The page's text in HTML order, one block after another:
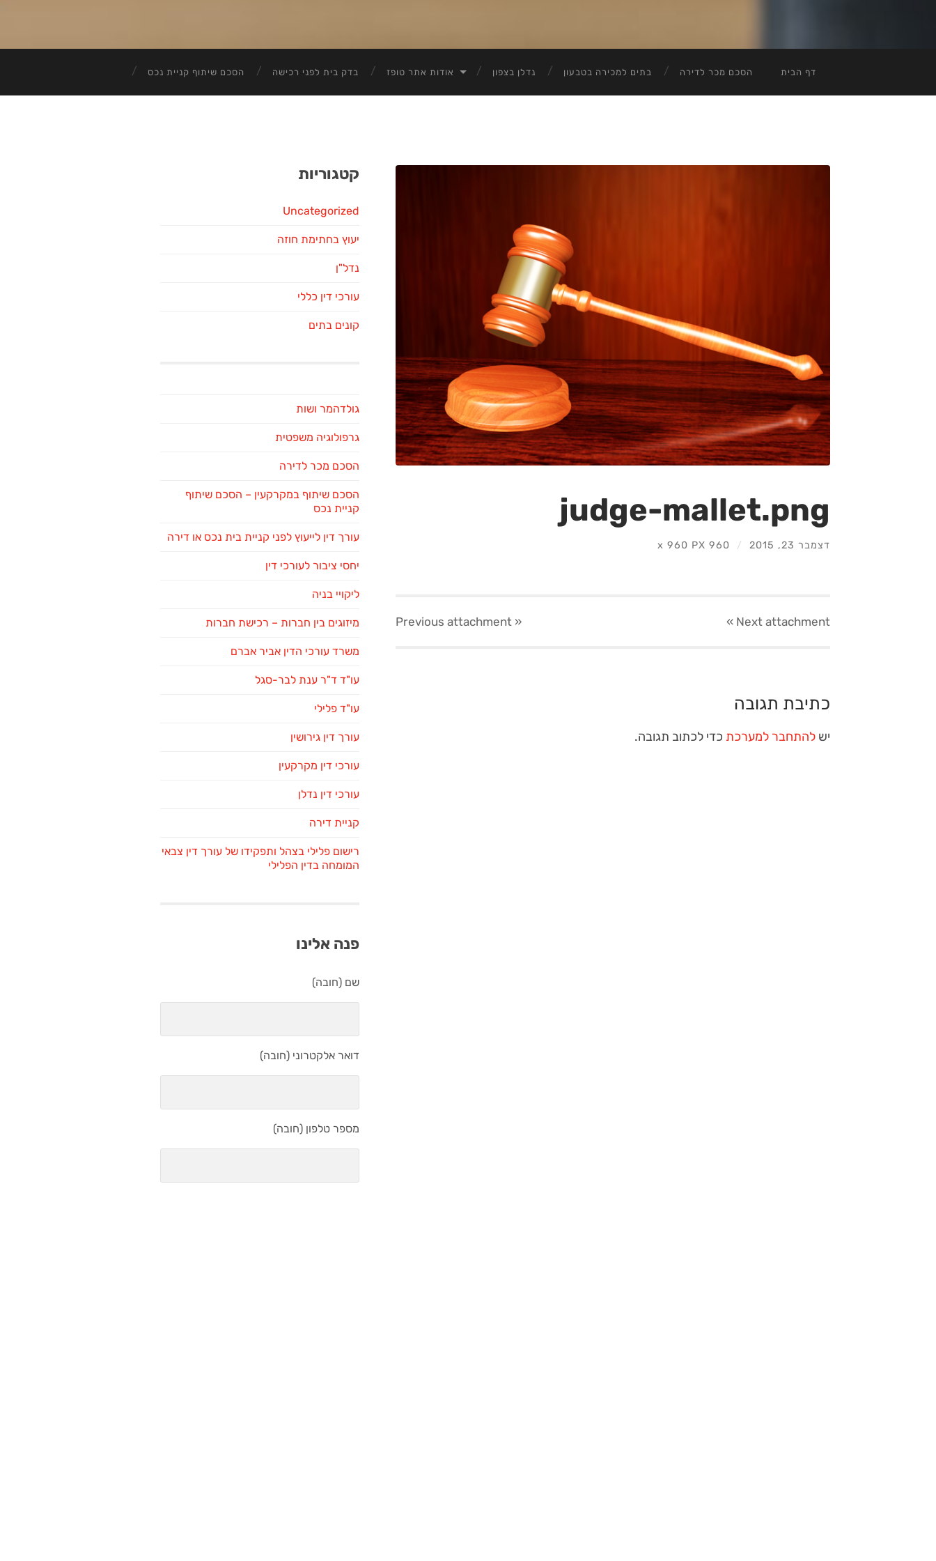
דף הבית הסכם מכר לדירה בתים למכירה בטבעון נדלן בצפון אודות אתר טופז בדק בית לפני רכישה הסכם שיתוף קניית נכס
judge-mallet.png
דצמבר 23, 2015 /
960
x 960 PX
« Previous
attachment Next attachment
»
כתיבת תגובה
יש להתחבר למערכת כדי לכתוב תגובה.
קטגוריות
Uncategorized
יעוץ בחתימת חוזה
נדל"ן
עורכי דין כללי
קונים בתים
גולדהמר ושות
גרפולוגיה משפטית
הסכם מכר לדירה
הסכם שיתוף במקרקעין – הסכם שיתוף
קניית נכס
עורך דין לייעוץ לפני קניית בית נכס או דירה
יחסי ציבור לעורכי דין
ליקויי בניה
מיזוגים בין חברות – רכישת חברות
משרד עורכי הדין אביר אברם
עו"ד ד"ר ענת לבר-סגל
עו"ד פלילי
עורך דין גירושין
עורכי דין מקרקעין
עורכי דין נדלן
קניית דירה
רישום פלילי בצהל ותפקידו של עורך דין צבאי
המומחה בדין הפלילי
פנה אלינו
שם (חובה)
דואר אלקטרוני (חובה)
מספר טלפון (חובה)